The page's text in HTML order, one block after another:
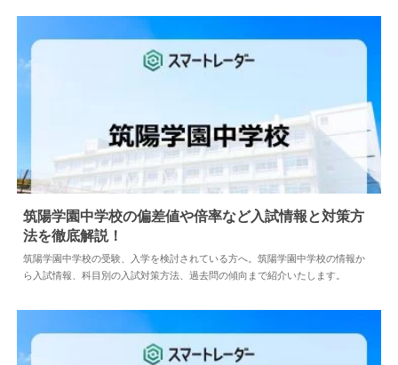
中学情報 2024.04.02
筑陽学園中学校の偏差値や倍率など入試情報と対策方
法を徹底解説！
筑陽学園中学校の受験、入学を検討されている方へ。筑陽学園中学校の情報か
ら入試情報、科目別の入試対策方法、過去問の傾向まで紹介いたします。